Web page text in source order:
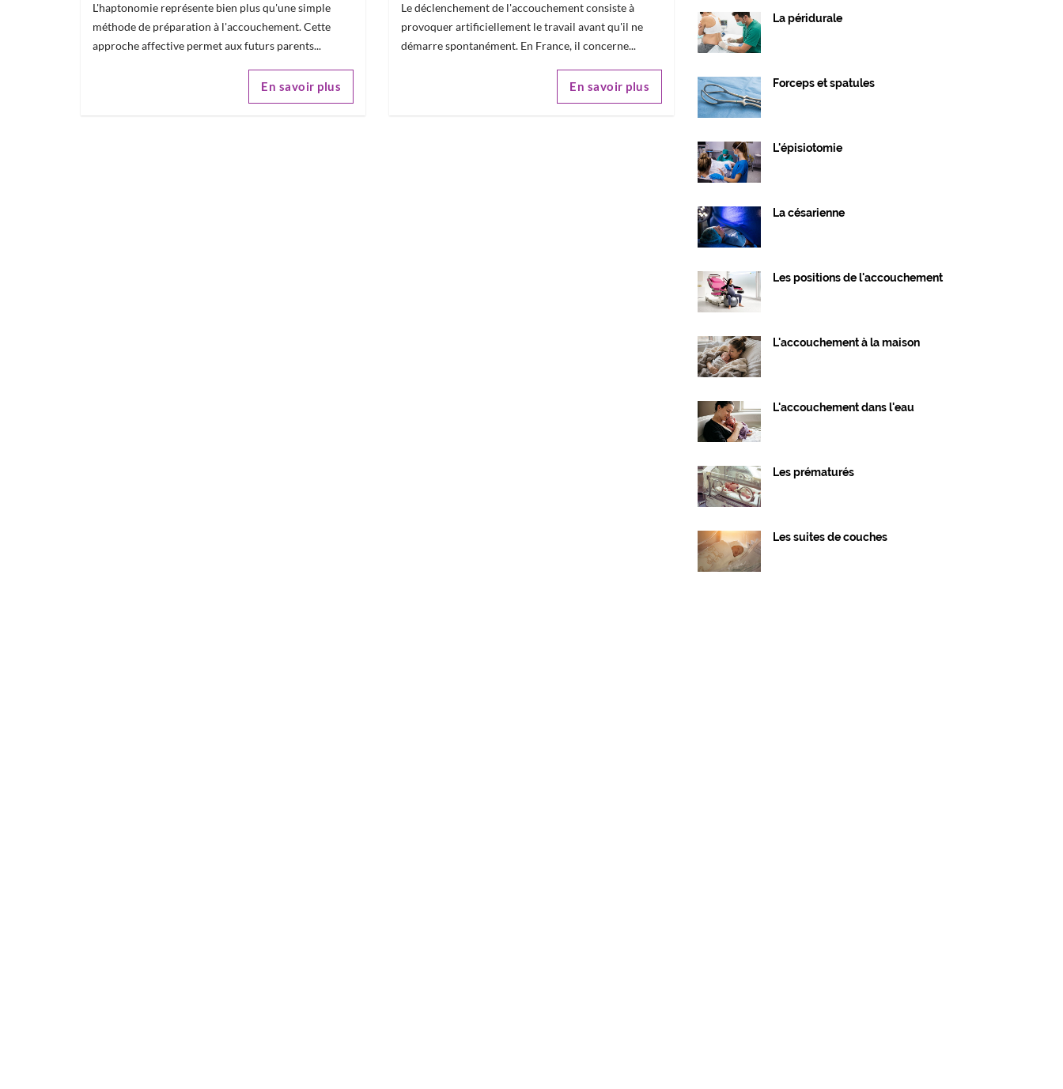
L'haptonomie représente bien plus qu'une simple
méthode de préparation à l'accouchement. Cette
approche affective permet aux futurs parents...
En savoir plus
Le déclenchement de l'accouchement consiste à
provoquer artificiellement le travail avant qu'il ne
démarre spontanément. En France, il concerne...
En savoir plus
La péridurale
Forceps et spatules
L'épisiotomie
La césarienne
Les positions de l'accouchement
L'accouchement à la maison
L'accouchement dans l'eau
Les prématurés
Les suites de couches